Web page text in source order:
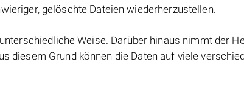
gelöschte Dateien wiederherzustellen.
Weise. Darüber hinaus nimmt der
diesem Grund können die Daten auf viele